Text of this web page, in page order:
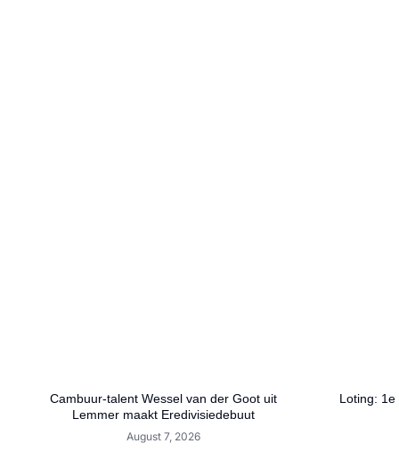
Cambuur-talent Wessel van der Goot uit
Lemmer maakt Eredivisiedebuut
August 7, 2026
Loting: 1e